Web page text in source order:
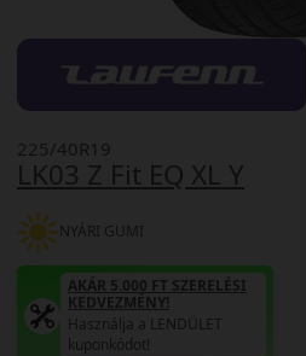
LK03 Z Fit EQ XL Y
225/40R19
NYÁRI GUMI
AKÁR 5.000 FT SZERELÉSI
KEDVEZMÉNY!
Használja a LENDÜLET
kuponkódot!